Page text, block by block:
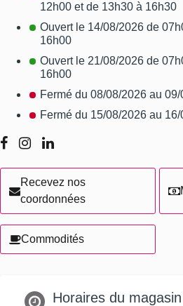
12h00 et de 13h30 à 16h30
Ouvert le 14/08/2026 de
16h00
Ouvert le 21/08/2026 de
16h00
Fermé du 08/08/2026 au
Fermé du 15/08/2026 au
Recevez nos
coordonnées
Commodités
Horaires du